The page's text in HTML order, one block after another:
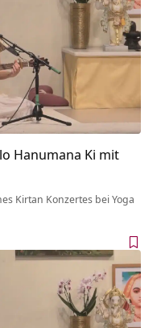
Hanumana Ki mit
Kirtan Konzertes bei Yoga